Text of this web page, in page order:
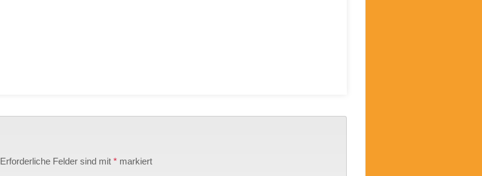
Erforderliche Felder sind mit * markiert